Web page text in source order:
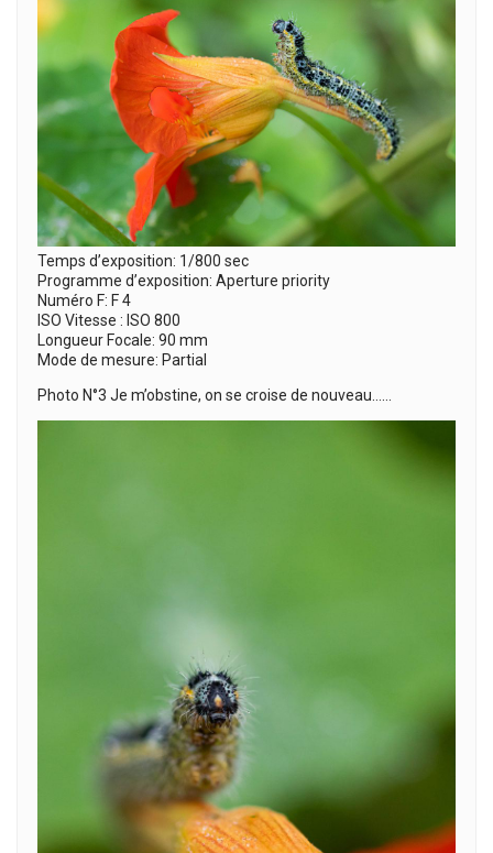
Temps d’exposition: 1/800 sec
Programme d’exposition: Aperture priority
Numéro F: F 4
ISO Vitesse : ISO 800
Longueur Focale: 90 mm
Mode de mesure: Partial
Photo N°3 Je m’obstine, on se croise de nouveau……